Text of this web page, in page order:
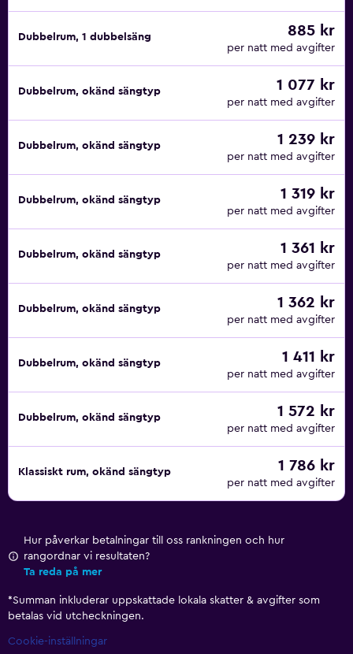
Dubbelrum, 1 dubbelsäng 885 kr
per natt med avgifter
Dubbelrum, okänd sängtyp 1 077 kr
per natt med avgifter
Dubbelrum, okänd sängtyp 1 239 kr
per natt med avgifter
Dubbelrum, okänd sängtyp 1 319 kr
per natt med avgifter
Dubbelrum, okänd sängtyp 1 361 kr
per natt med avgifter
Dubbelrum, okänd sängtyp 1 362 kr
per natt med avgifter
Dubbelrum, okänd sängtyp 1 411 kr
per natt med avgifter
Dubbelrum, okänd sängtyp 1 572 kr
per natt med avgifter
Klassiskt rum, okänd sängtyp 1 786 kr
per natt med avgifter
Hur påverkar betalningar till oss rankningen och hur
rangordnar vi resultaten?
Ta reda på mer
*Summan inkluderar uppskattade lokala skatter & avgifter som
betalas vid utcheckningen.
Cookie-inställningar